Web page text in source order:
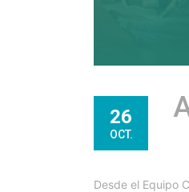
26
OCT.
Desde el Equipo